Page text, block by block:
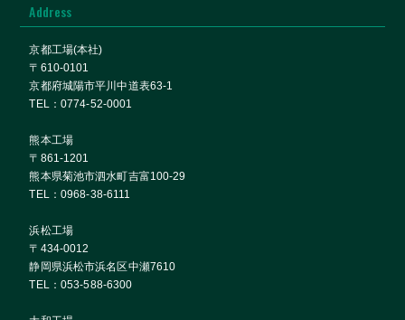
Address
京都⼯場(本社)
〒610-0101
京都府城陽市平川中道表63-1
TEL：0774-52-0001
熊本⼯場
〒861-1201
熊本県菊池市泗水町吉富100-29
TEL：0968-38-6111
浜松⼯場
〒434-0012
静岡県浜松市浜名区中瀬7610
TEL：053-588-6300